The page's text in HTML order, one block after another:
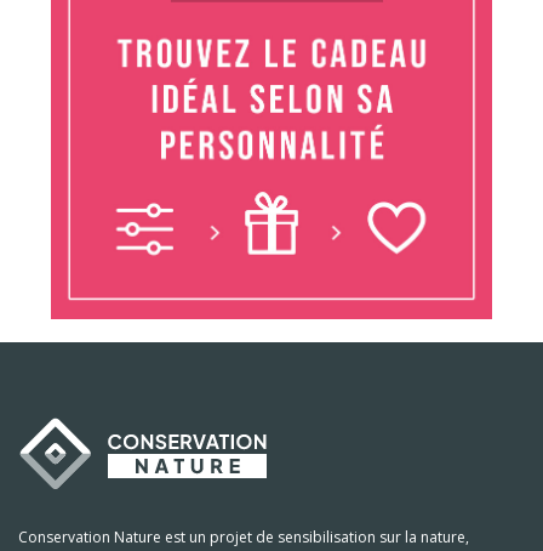
Conservation Nature est un projet de sensibilisation sur la nature,